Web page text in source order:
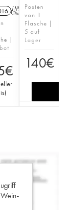
T
|
€
)
Posten
von 1
Flasche |
5 auf
Lager
140€